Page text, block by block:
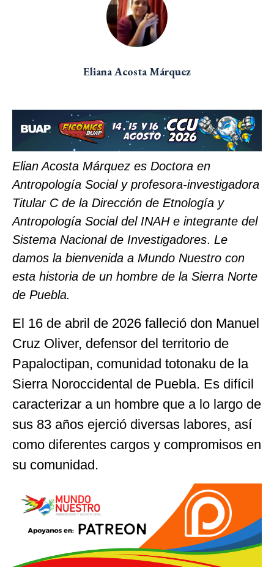
Eliana Acosta Márquez
Elian Acosta Márquez es Doctora en
Antropología Social y profesora-investigadora
Titular C de la Dirección de Etnología y
Antropología Social del INAH e integrante del
Sistema Nacional de Investigadores. Le
damos la bienvenida a Mundo Nuestro con
esta historia de un hombre de la Sierra Norte
de Puebla.
El 16 de abril de 2026 falleció don Manuel
Cruz Oliver, defensor del territorio de
Papaloctipan, comunidad totonaku de la
Sierra Noroccidental de Puebla. Es difícil
caracterizar a un hombre que a lo largo de
sus 83 años ejerció diversas labores, así
como diferentes cargos y compromisos en
su comunidad.